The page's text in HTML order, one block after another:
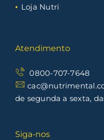
Loja Nutri
Atendimento
0800-707-7648
de segunda a sexta,
Siga-nos